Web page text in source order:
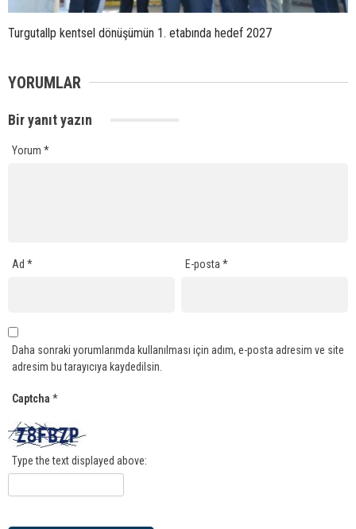
Turgutallp kentsel dönüşümün 1. etabında hedef 2027
YORUMLAR
Bir yanıt yazın
Yorum *
Ad * E-posta*
Daha sonraki yorumlarımda kullanılması için adım, e-posta adresim ve site
adresim bu tarayıcıya kaydedilsin.
Captcha *
Type the text displayed above: